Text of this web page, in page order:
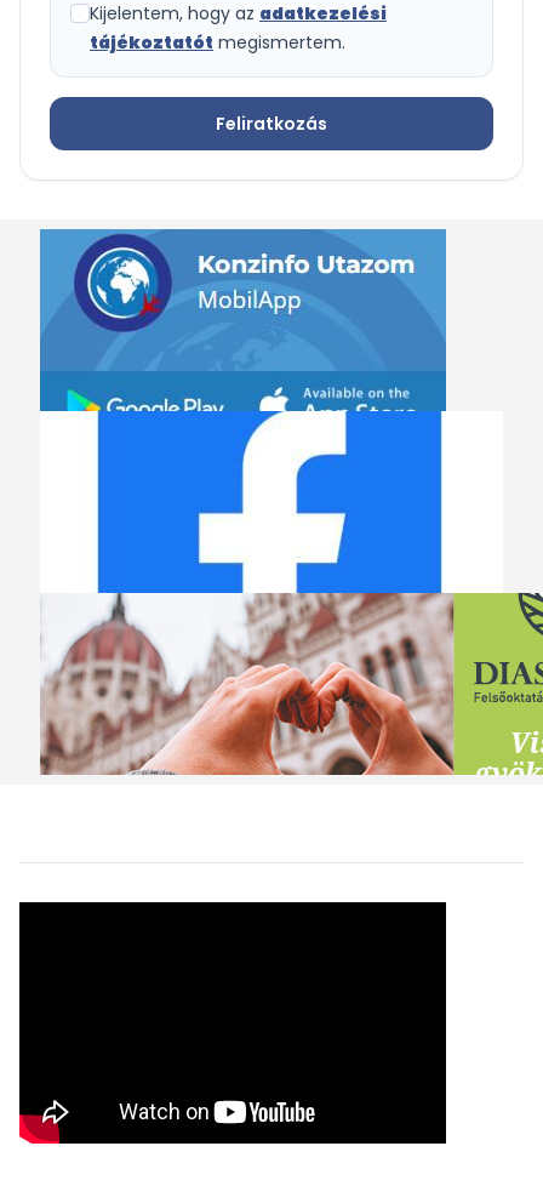
Kijelentem, hogy az adatkezelési
tájékoztatót megismertem.
Feliratkozás